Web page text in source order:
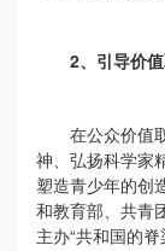
2、 引导价
在公众价值
神、弘扬科学家
塑造青少年的创
和教育部、共青
主办“共和国的